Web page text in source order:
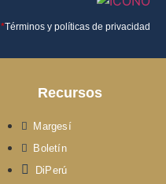
*Términos y políticas de privacidad
Recursos
Margesí
Boletín
DiPerú